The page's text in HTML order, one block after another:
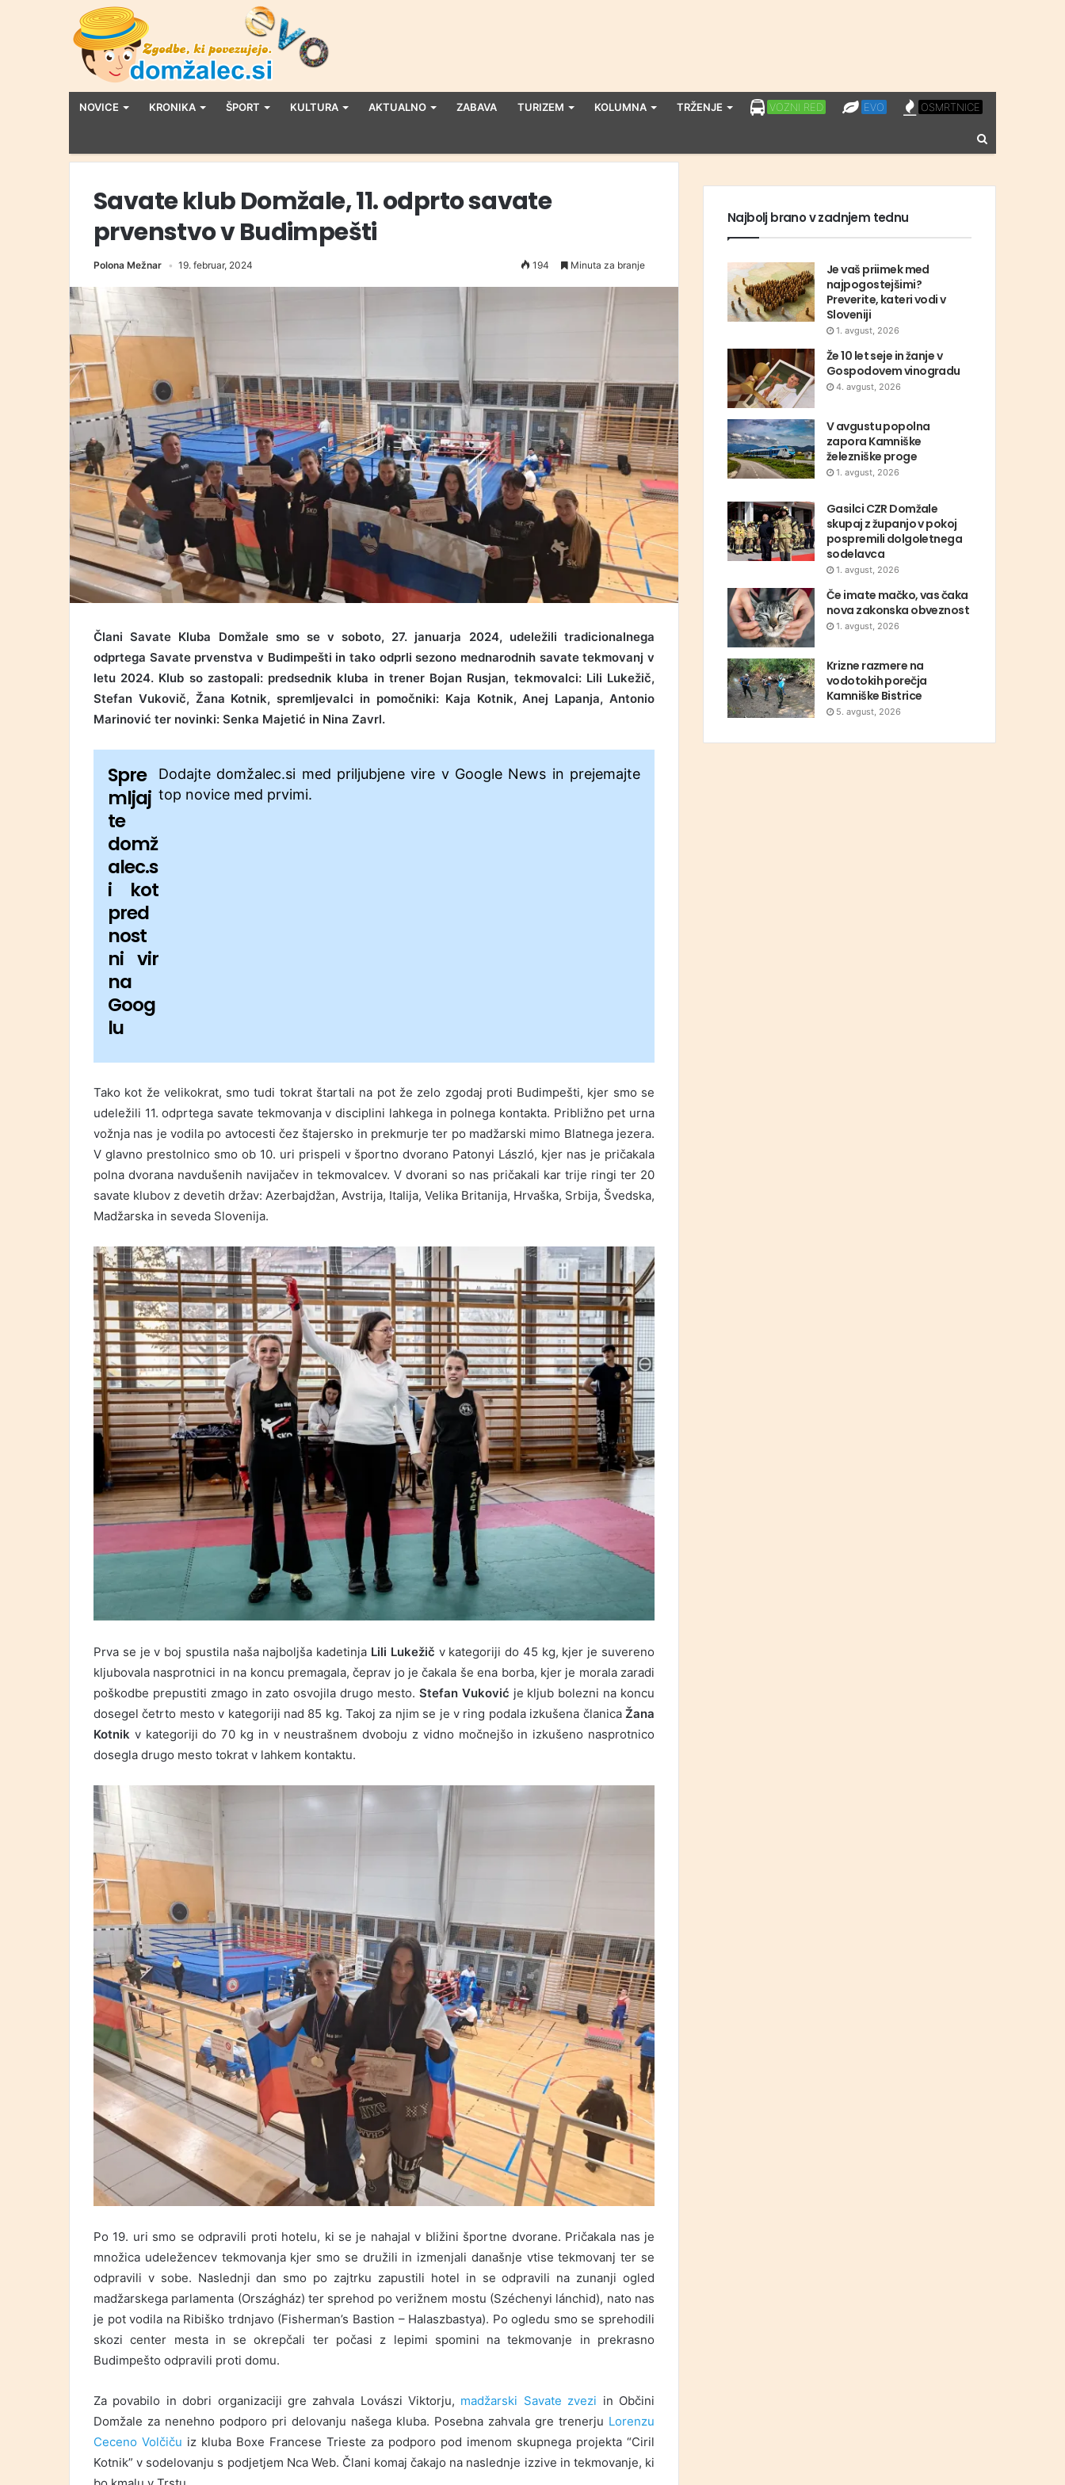
NOVICE KRONIKA ŠPORT KULTURA AKTUALNO ZABAVA TURIZEM KOLUMNA TRŽENJE LPP
VOZNI RED EVO
EVO OSMRTNICE
OSMRTNICE
Savate klub Domžale, 11. odprto savate
prvenstvo v Budimpešti
Polona Mežnar 19. februar, 2024 194 Minuta za branje
Člani Savate Kluba Domžale smo se v soboto, 27. januarja 2024, udeležili tradicionalnega
odprtega Savate prvenstva v Budimpešti in tako odprli sezono mednarodnih savate tekmovanj v
letu 2024. Klub so zastopali: predsednik kluba in trener Bojan Rusjan, tekmovalci: Lili Lukežič,
Stefan Vukovič, Žana Kotnik, spremljevalci in pomočniki: Kaja Kotnik, Anej Lapanja, Antonio
Marinović ter novinki: Senka Majetić in Nina Zavrl.
Spre
mljaj
te
domž
alec.s
i kot
pred
nost
ni vir
na
Goog
lu
Dodajte domžalec.si med priljubjene vire v Google News in prejemajte
top novice med prvimi.
Tako kot že velikokrat, smo tudi tokrat štartali na pot že zelo zgodaj proti Budimpešti, kjer smo se
udeležili 11. odprtega savate tekmovanja v disciplini lahkega in polnega kontakta. Približno pet urna
vožnja nas je vodila po avtocesti čez štajersko in prekmurje ter po madžarski mimo Blatnega jezera.
V glavno prestolnico smo ob 10. uri prispeli v športno dvorano Patonyi László, kjer nas je pričakala
polna dvorana navdušenih navijačev in tekmovalcev. V dvorani so nas pričakali kar trije ringi ter 20
savate klubov z devetih držav: Azerbajdžan, Avstrija, Italija, Velika Britanija, Hrvaška, Srbija, Švedska,
Madžarska in seveda Slovenija.
Prva se je v boj spustila naša najboljša kadetinja Lili Lukežič v kategoriji do 45 kg, kjer je suvereno
kljubovala nasprotnici in na koncu premagala, čeprav jo je čakala še ena borba, kjer je morala zaradi
poškodbe prepustiti zmago in zato osvojila drugo mesto. Stefan Vuković je kljub bolezni na koncu
dosegel četrto mesto v kategoriji nad 85 kg. Takoj za njim se je v ring podala izkušena članica Žana
Kotnik v kategoriji do 70 kg in v neustrašnem dvoboju z vidno močnejšo in izkušeno nasprotnico
dosegla drugo mesto tokrat v lahkem kontaktu.
Po 19. uri smo se odpravili proti hotelu, ki se je nahajal v bližini športne dvorane. Pričakala nas je
množica udeležencev tekmovanja kjer smo se družili in izmenjali današnje vtise tekmovanj ter se
odpravili v sobe. Naslednji dan smo po zajtrku zapustili hotel in se odpravili na zunanji ogled
madžarskega parlamenta (Országház) ter sprehod po verižnem mostu (Széchenyi lánchid), nato nas
je pot vodila na Ribiško trdnjavo (Fisherman’s Bastion – Halaszbastya). Po ogledu smo se sprehodili
skozi center mesta in se okrepčali ter počasi z lepimi spomini na tekmovanje in prekrasno
Budimpešto odpravili proti domu.
Za povabilo in dobri organizaciji gre zahvala Lovászi Viktorju, madžarski Savate zvezi in Občini
Domžale za nenehno podporo pri delovanju našega kluba. Posebna zahvala gre trenerju Lorenzu
Ceceno Volčiču iz kluba Boxe Francese Trieste za podporo pod imenom skupnega projekta “Ciril
Kotnik” v sodelovanju s podjetjem Nca Web. Člani komaj čakajo na naslednje izzive in tekmovanje, ki
Najbolj brano v zadnjem tednu
Je vaš priimek med
najpogostejšimi?
Preverite, kateri vodi v
Sloveniji
1. avgust, 2026
Že 10 let seje in žanje v
Gospodovem vinogradu
4. avgust, 2026
V avgustu popolna
zapora Kamniške
železniške proge
1. avgust, 2026
Gasilci CZR Domžale
skupaj z županjo v pokoj
pospremili dolgoletnega
sodelavca
1. avgust, 2026
Če imate mačko, vas čaka
nova zakonska obveznost
1. avgust, 2026
Krizne razmere na
vodotokih porečja
Kamniške Bistrice
5. avgust, 2026